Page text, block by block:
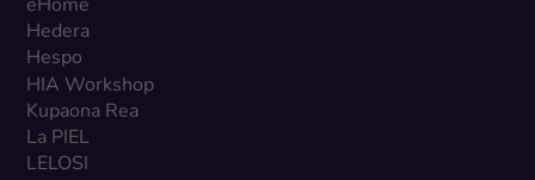
eHome
Hedera
Hespo
HIA Workshop
Kupaona Rea
La PIEL
LELOSI